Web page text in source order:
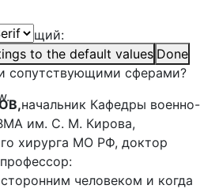
to the default values Done
ведущий:
занимался не только
сопутствующими сферами?
начальник Кафедры военно-
им. С. М. Кирова,
хирурга МО РФ, доктор
человеком и когда